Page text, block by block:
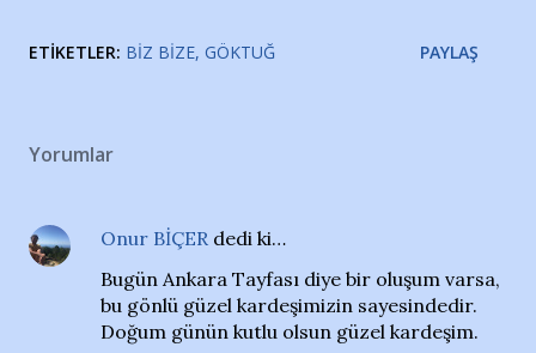
ETIKETLER: BIZ BIZE GÖKTUĞ PAYLAŞ
Yorumlar
Onur BİÇER dedi ki…
Bugün Ankara Tayfası diye bir oluşum varsa,
bu gönlü güzel kardeşimizin sayesindedir.
Doğum günün kutlu olsun güzel kardeşim.